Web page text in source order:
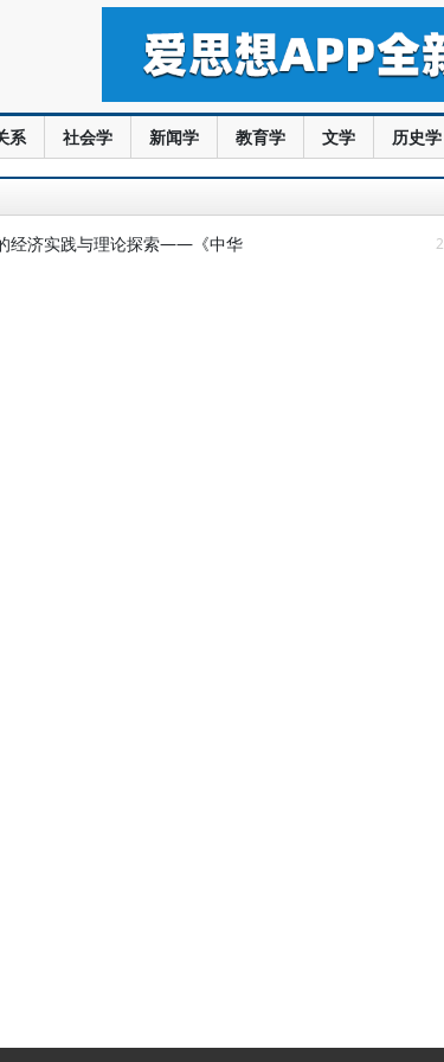
系 社会学 新闻学 教育学 文学 历史学
经济实践与理论探索——《中华